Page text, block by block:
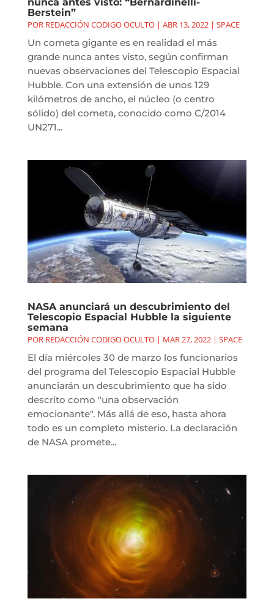
Berstein”
POR REDACCIÓN CODIGO OCULTO| ABR 13, 2022| SPACE
Un cometa gigante es en realidad el más
grande nunca antes visto, según confirman
nuevas observaciones del Telescopio Espacial
Hubble. Con una extensión de unos 129
kilómetros de ancho, el núcleo (o centro
sólido) del cometa, conocido como C/2014
UN271...
NASA anunciará un descubrimiento del
Telescopio Espacial Hubble la siguiente
semana
POR REDACCIÓN CODIGO OCULTO| MAR 27, 2022| SPACE
El día miércoles 30 de marzo los funcionarios
del programa del Telescopio Espacial Hubble
anunciarán un descubrimiento que ha sido
descrito como "una observación
emocionante". Más allá de eso, hasta ahora
todo es un completo misterio. La declaración
de NASA promete...